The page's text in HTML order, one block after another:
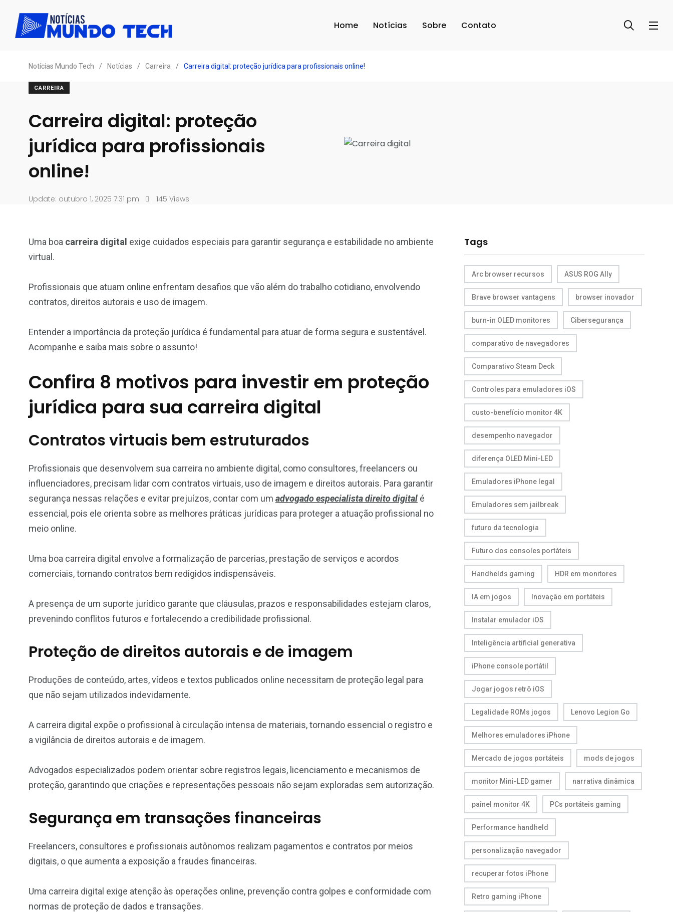
Home Notícias Sobre Contato
Notícias Mundo Tech / Notícias / Carreira / Carreira digital: proteção jurídica para profissionais online!
CARREIRA
Carreira digital: proteção
jurídica para profissionais
online!
Update: outubro 1, 2025 7:31 pm 145 Views
Uma boa carreira digital exige cuidados especiais para garantir segurança e estabilidade no ambiente
virtual.
Profissionais que atuam online enfrentam desafios que vão além do trabalho cotidiano, envolvendo
contratos, direitos autorais e uso de imagem.
Entender a importância da proteção jurídica é fundamental para atuar de forma segura e sustentável.
Acompanhe e saiba mais sobre o assunto!
Confira 8 motivos para investir em proteção
jurídica para sua carreira digital
Contratos virtuais bem estruturados
Profissionais que desenvolvem sua carreira no ambiente digital, como consultores, freelancers ou
influenciadores, precisam lidar com contratos virtuais, uso de imagem e direitos autorais. Para garantir
segurança nessas relações e evitar prejuízos, contar com um advogado especialista direito digital é
essencial, pois ele orienta sobre as melhores práticas jurídicas para proteger a atuação profissional no
meio online.
Uma boa carreira digital envolve a formalização de parcerias, prestação de serviços e acordos
comerciais, tornando contratos bem redigidos indispensáveis.
A presença de um suporte jurídico garante que cláusulas, prazos e responsabilidades estejam claros,
prevenindo conflitos futuros e fortalecendo a credibilidade profissional.
Proteção de direitos autorais e de imagem
Produções de conteúdo, artes, vídeos e textos publicados online necessitam de proteção legal para
que não sejam utilizados indevidamente.
A carreira digital expõe o profissional à circulação intensa de materiais, tornando essencial o registro e
a vigilância de direitos autorais e de imagem.
Advogados especializados podem orientar sobre registros legais, licenciamento e mecanismos de
proteção, garantindo que criações e representações pessoais não sejam exploradas sem autorização.
Segurança em transações financeiras
Freelancers, consultores e profissionais autônomos realizam pagamentos e contratos por meios
digitais, o que aumenta a exposição a fraudes financeiras.
Uma carreira digital exige atenção às operações online, prevenção contra golpes e conformidade com
normas de proteção de dados e transações.
Tags
Arc browser recursos ASUS ROG Ally
Brave browser vantagens browser inovador
burn-in OLED monitores Cibersegurança
comparativo de navegadores
Comparativo Steam Deck
Controles para emuladores iOS
custo-benefício monitor 4K
desempenho navegador
diferença OLED Mini-LED
Emuladores iPhone legal
Emuladores sem jailbreak
futuro da tecnologia
Futuro dos consoles portáteis
Handhelds gaming HDR em monitores
IA em jogos Inovação em portáteis
Instalar emulador iOS
Inteligência artificial generativa
iPhone console portátil
Jogar jogos retrô iOS
Legalidade ROMs jogos Lenovo Legion Go
Melhores emuladores iPhone
Mercado de jogos portáteis mods de jogos
monitor Mini-LED gamer narrativa dinâmica
painel monitor 4K PCs portáteis gaming
Performance handheld
personalização navegador
recuperar fotos iPhone
Retro gaming iPhone